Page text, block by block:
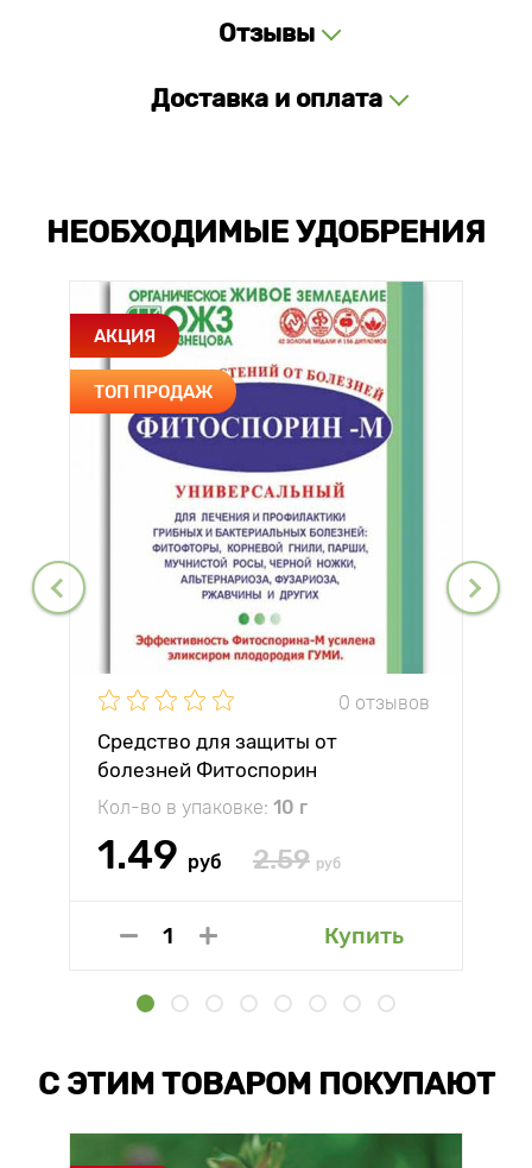
Отзывы
Доставка и оплата
НЕОБХОДИМЫЕ УДОБРЕНИЯ
АКЦИЯ
ТОП ПРОДАЖ
0 отзывов
Средство для защиты от
болезней Фитоспорин
Кол-во в упаковке: 10 г
1.49 руб 2.59 руб
Купить
С ЭТИМ ТОВАРОМ ПОКУПАЮТ